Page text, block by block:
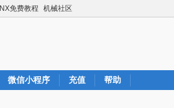
NX免费教程 机械社区
微信小程序 充值 帮助